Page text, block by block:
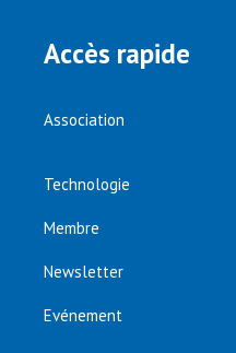
Accès rapide
Association
Technologie
Membre
Newsletter
Evénement